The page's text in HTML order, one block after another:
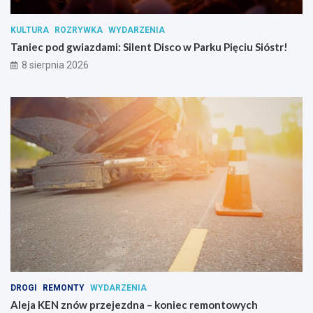
c
j
i
p
y
h
o
k
t
y
n
y
c
h
KULTURA ROZRYWKA WYDARZENIA
Taniec pod gwiazdami: Silent Disco w Parku Pięciu Sióstr!
8 sierpnia 2026
DROGI REMONTY WYDARZENIA
Aleja KEN znów przejezdna – koniec remontowych